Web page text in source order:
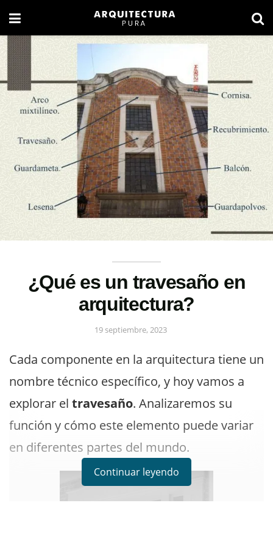
¿Qué es un travesaño en
arquitectura?
19 septiembre, 2023
Cada componente en la arquitectura tiene un
nombre técnico específico, y hoy vamos a
explorar el travesaño. Analizaremos su
función y cómo este elemento puede variar
en diferentes partes del mundo.
Continuar leyendo